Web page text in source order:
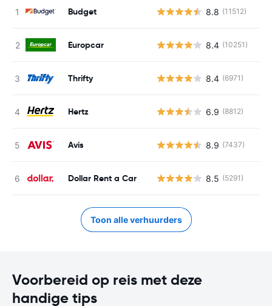
Budget 8.8 (11512)
Europcar 8.4 (10251)
Thrifty 8.4 (6971)
Hertz 6.9 (8812)
Avis 8.9 (7437)
Dollar Rent a Car 8.5 (5291)
Toon alle verhuurders
Voorbereid op reis met deze
handige tips